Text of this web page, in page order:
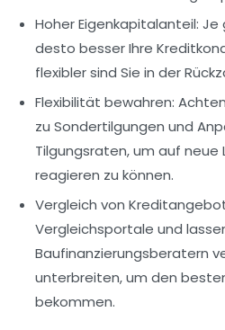
Hoher Eigenkapitalanteil: Je
desto besser Ihre
flexibler sind Sie in der
Flexibilität bewahren:
zu Sondertilgungen und
Tilgungsraten, um auf
reagieren zu können.
Vergleich von
Vergleichsportale und
Baufinanzierungsberatern
unterbreiten, um den
bekommen.